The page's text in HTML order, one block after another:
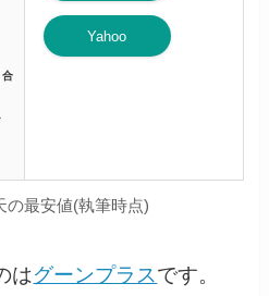
合
Yahoo
の最安値(執筆時点)
はグーンプラスです。